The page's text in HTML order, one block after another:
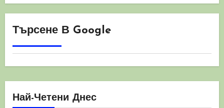
Търсене В Google
Най-Четени Днес